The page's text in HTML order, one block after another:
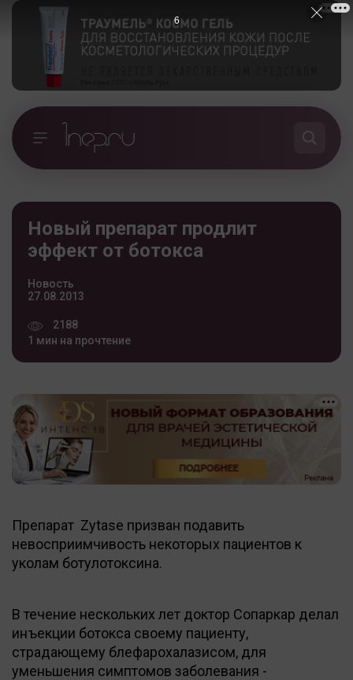
Новый препарат продлит
эффект от ботокса
Новость
27.08.2013
2188
1 мин на прочтение
Препарат Zytase призван подавить
невосприимчивость некоторых пациентов к
уколам ботулотоксина.
В течение нескольких лет доктор Сопаркар делал
инъекции ботокса своему пациенту,
страдающему блефарохалазисом, для
уменьшения симптомов заболевания -
5